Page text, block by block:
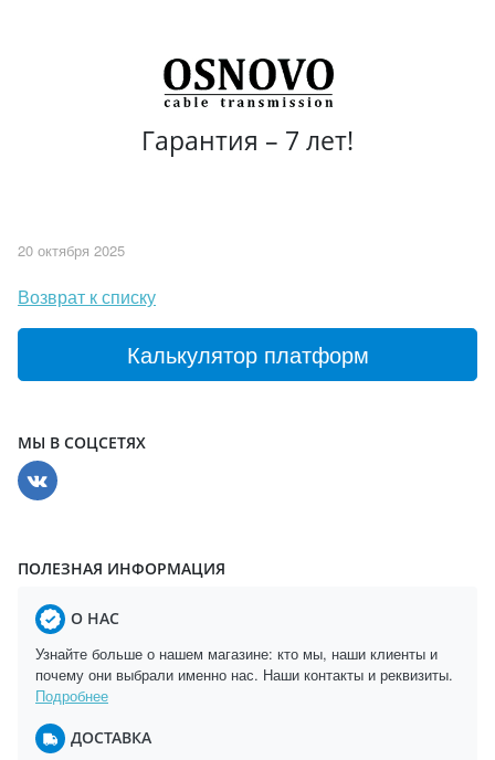
Гарантия – 7 лет!
20 октября 2025
Возврат к списку
Калькулятор платформ
МЫ В СОЦСЕТЯХ
ПОЛЕЗНАЯ ИНФОРМАЦИЯ
О НАС
Узнайте больше о нашем магазине: кто мы, наши клиенты и
почему они выбрали именно нас. Наши контакты и реквизиты.
Подробнее
ДОСТАВКА